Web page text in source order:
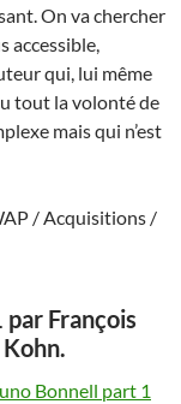
On va chercher
accessible,
qui, lui même
tout la volonté de
mais qui n’est
/ Acquisitions /
François
Bonnell part 1